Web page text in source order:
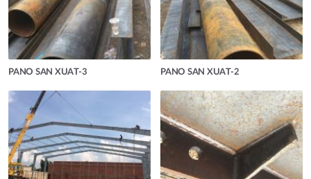
PANO SAN XUAT-3 PANO SAN XUAT-2